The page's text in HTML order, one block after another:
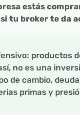
estás
tu broker te da
productos
no es una
de cambio,
primas y